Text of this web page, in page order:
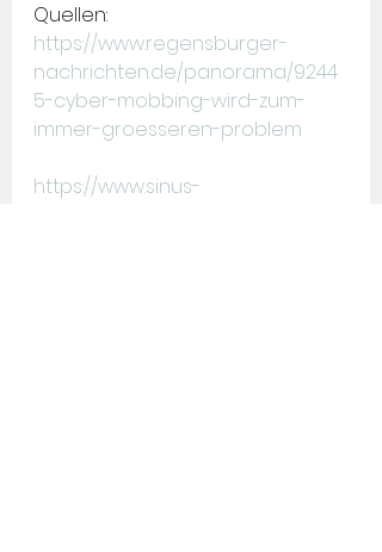
Quellen:
https://www.regensburger-
nachrichten.de/panorama/9244
5-cyber-mobbing-wird-zum-
immer-groesseren-problem
https://www.sinus-